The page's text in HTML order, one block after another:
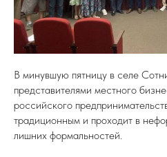
В минувшую пятницу в селе
представителями местного
российского
традиционным и проходит в
лишних формальностей.